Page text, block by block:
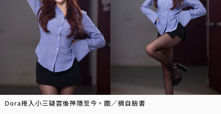
Dora捲入小三疑雲後神隱至今。圖／摘自臉書